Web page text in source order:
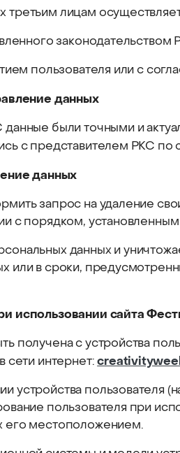
третьим лицам
пользователя или с
данных
были точными и
с представителем РКС
данных
запрос на удаление
с порядком,
данных и
или в сроки,
использовании сайта
получена с устройства
сети интернет:
пользователя
пользователя при
его местоположением.